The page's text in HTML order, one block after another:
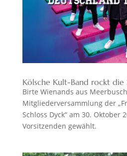
Kölsche Kult-Band rockt die
Birte Wienands aus
Mitgliederversammlung der
Schloss Dyck“ am 30. Oktober
Vorsitzenden gewählt.